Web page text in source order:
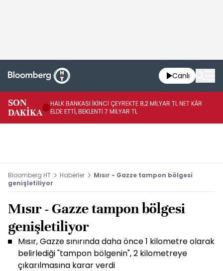
Canlı
SON
DAKİKA
HALK BANKASI İKİNCİ ÇEYREKTE 8,2 MİLYAR TL NET KÂR
ELDE ETTİ, BEKLENTİ 7 MİLYAR TL
Bloomberg HT Haberler
Mısır - Gazze tampon bölgesi
genişletiliyor
Mısır - Gazze tampon bölgesi
genişletiliyor
Mısır, Gazze sınırında daha önce 1 kilometre olarak
belirlediği "tampon bölgenin", 2 kilometreye
çıkarılmasına karar verdi